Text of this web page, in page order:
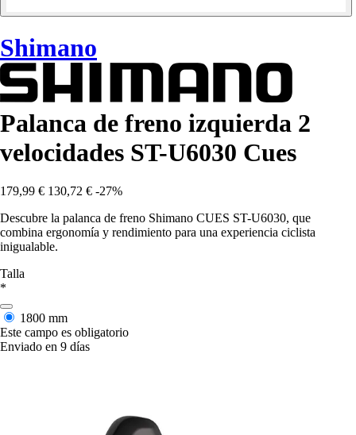
Shimano
Palanca de freno izquierda 2
velocidades ST-U6030 Cues
179,99 € 130,72 € -27%
Descubre la palanca de freno Shimano CUES ST-U6030, que
combina ergonomía y rendimiento para una experiencia ciclista
inigualable.
Talla
*
1800 mm
Este campo es obligatorio
Enviado en 9 días